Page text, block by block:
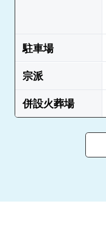
駐車場
宗派
併設火葬場